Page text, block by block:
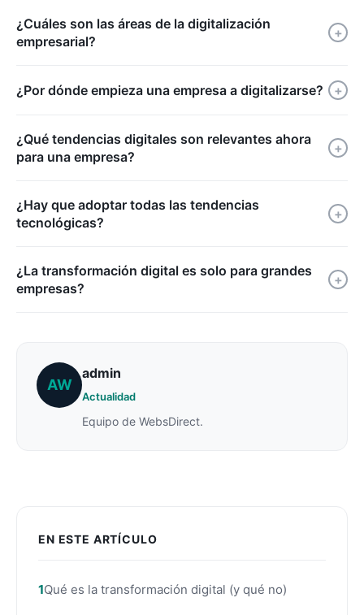
EN ESTE ARTÍCULO
Qué es la transformación digital (y qué no)
¿Cuáles son las áreas de la digitalización
empresarial?
+
¿Por dónde empieza una empresa a digitalizarse? +
¿Qué tendencias digitales son relevantes ahora
para una empresa?
+
¿Hay que adoptar todas las tendencias
tecnológicas?
+
¿La transformación digital es solo para grandes
empresas?
+
AW
admin
Actualidad
Equipo de WebsDirect.